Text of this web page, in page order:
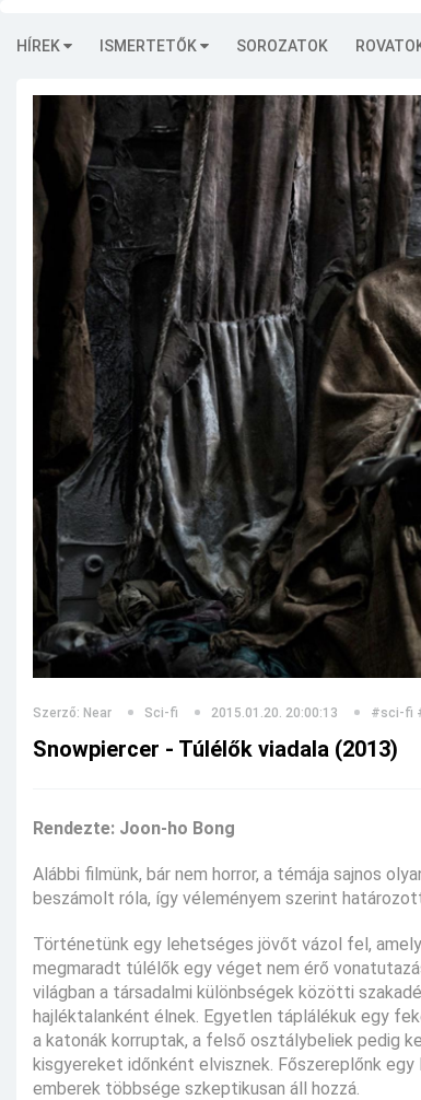
HÍREK ISMERTETŐK SOROZATOK
Szerző: Near Sci-fi 2015.01.20. 20:00:13 #sci-fi
Snowpiercer - Túlélők viadala (2013)
Rendezte: Joon-ho Bong
Alábbi filmünk, bár nem horror, a témája sajnos
beszámolt róla, így véleményem szerint
Történetünk egy lehetséges jövőt vázol fel,
megmaradt túlélők egy véget nem érő
világban a társadalmi különbségek közötti
hajléktalanként élnek. Egyetlen táplálékuk egy
a katonák korruptak, a felső osztálybeliek pedig
kisgyereket időnként elvisznek. Főszereplőnk
emberek többsége szkeptikusan áll hozzá.